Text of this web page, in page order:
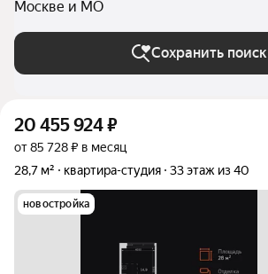
Москве и МО
Сохранить поиск
20 455 924₽
от 85 728 ₽ в месяц
28,7 м²
квартира-студия 33 этаж из 40
новостройка